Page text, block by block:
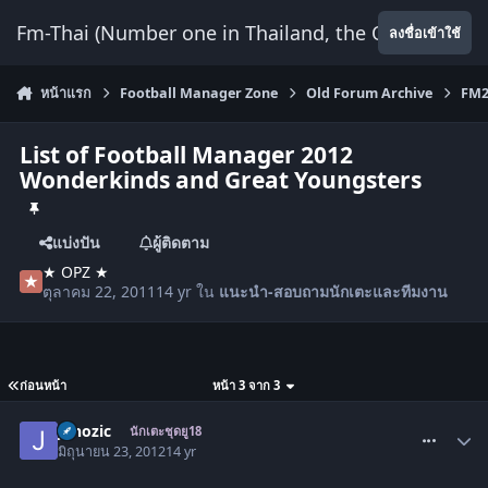
Fm-Thai (Number one in Thailand, the Onlyลงชื่อเข้าใช้
หน้าแรก Football Manager Zone Old Forum Archive
List of Football Manager 2012
Wonderkinds and Great Youngsters
แบ่งปัน
ผู้ติดตาม
★ OPZ ★
ตุลาคม 22, 2011 14 yr ใน แนะนำ-สอบถามนักเตะและทีมงาน
ก่อนหน้า หน้า 3 จาก 3
Janozic นักเตะชุดยู18
มิถุนายน 23, 201214 yr